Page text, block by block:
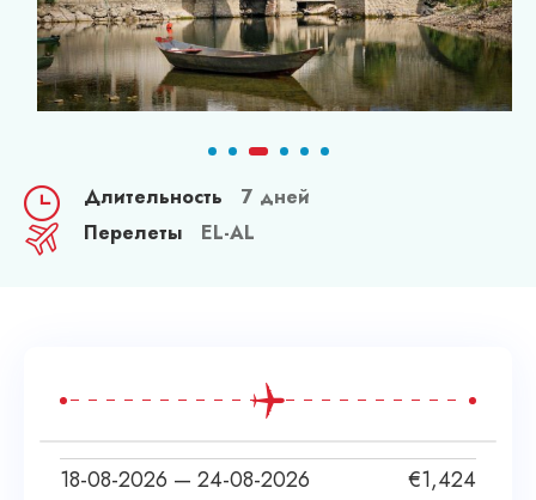
Длительность
7 дней
Перелеты
EL-AL
€1,424
18-08-2026 — 24-08-2026